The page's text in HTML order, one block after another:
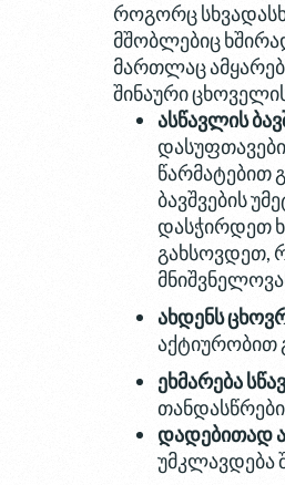
როგორც
მშობლებიც
მართლაც
შინაური
ასწავლის
წარმატებით
ბავშვების
დასჭირდეთ
გახსოვდეთ,
ახდენს
აქტიურობით
ეხმარება
დადებითად
უმკლავდება